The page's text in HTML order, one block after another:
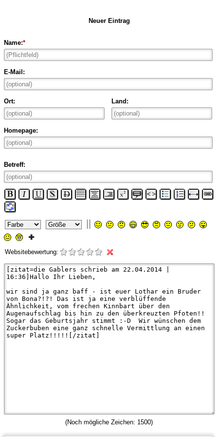
Neuer Eintrag
Name:*
E-Mail:
Ort: Land:
Homepage:
Betreff:
Websitebewertung:
(Noch mögliche Zeichen: 1500)